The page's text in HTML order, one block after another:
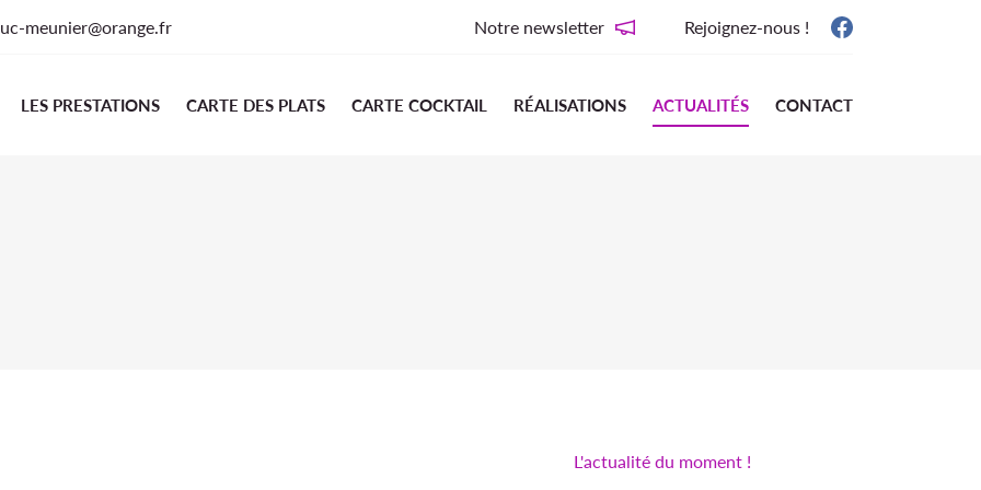
Notre newsletter Rejoignez-nous !
LES PRESTATIONS CARTE DES PLATS CARTE COCKTAIL RÉALISATIONS ACTUALITÉS CONTACT
à
L'actualité du moment !